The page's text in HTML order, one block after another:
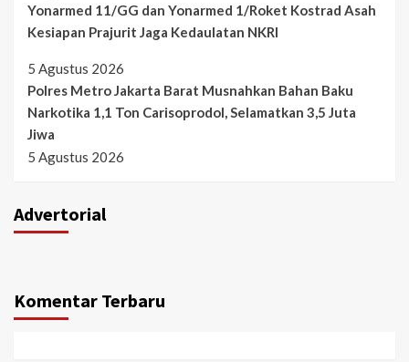
Yonarmed 11/GG dan Yonarmed 1/Roket Kostrad Asah
Kesiapan Prajurit Jaga Kedaulatan NKRI
5 Agustus 2026
Polres Metro Jakarta Barat Musnahkan Bahan Baku
Narkotika 1,1 Ton Carisoprodol, Selamatkan 3,5 Juta
Jiwa
5 Agustus 2026
Advertorial
Komentar Terbaru